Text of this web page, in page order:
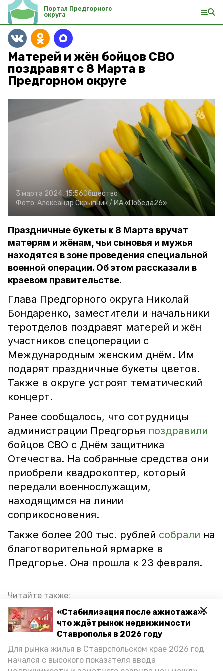
«Стабилизация после ажиотажа»:
что ждёт рынок недвижимости
Ставрополья в 2026 году
Для рынка жилья в Ставропольском крае 2026 год
начался с высокого показателя ввода
Портал Предгорного
округа
Матерей и жён бойцов СВО
поздравят с 8 Марта в
Предгорном округе
3 марта 2024, 15:56Общество
Фото: Александр Скрыпник / ИА «Победа26»
Праздничные букеты к 8 Марта вручат
матерям и жёнам, чьи сыновья и мужья
находятся в зоне проведения специальной
военной операции. Об этом рассказали в
краевом правительстве.
Глава Предгорного округа Николай
Бондаренко, заместители и начальники
теротделов поздравят матерей и жён
участников спецоперации с
Международным женским днём. Им
подарят праздничные букеты цветов.
Также в округе устроят тематический
концерт.
Ранее сообщалось, что сотрудницы
администрации Предгорья поздравили
бойцов СВО с Днём защитника
Отечества. На собранные средства они
приобрели квадрокоптер, который
передали военнослужащим,
находящимся на линии
соприкосновения.
Также более 200 тыс. рублей собрали на
благотворительной ярмарке в
Предгорье. Она прошла к 23 февраля.
Читайте также:
Бойцам СВО собрали 200 тысяч рублей на
благотворительной ярмарке в Предгорье
бойцами СВО